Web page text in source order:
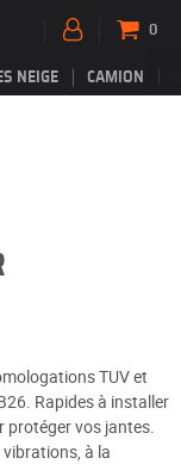
NEIGE CAMION
0
TUV et
Rapides à installer
protéger vos jantes.
à la